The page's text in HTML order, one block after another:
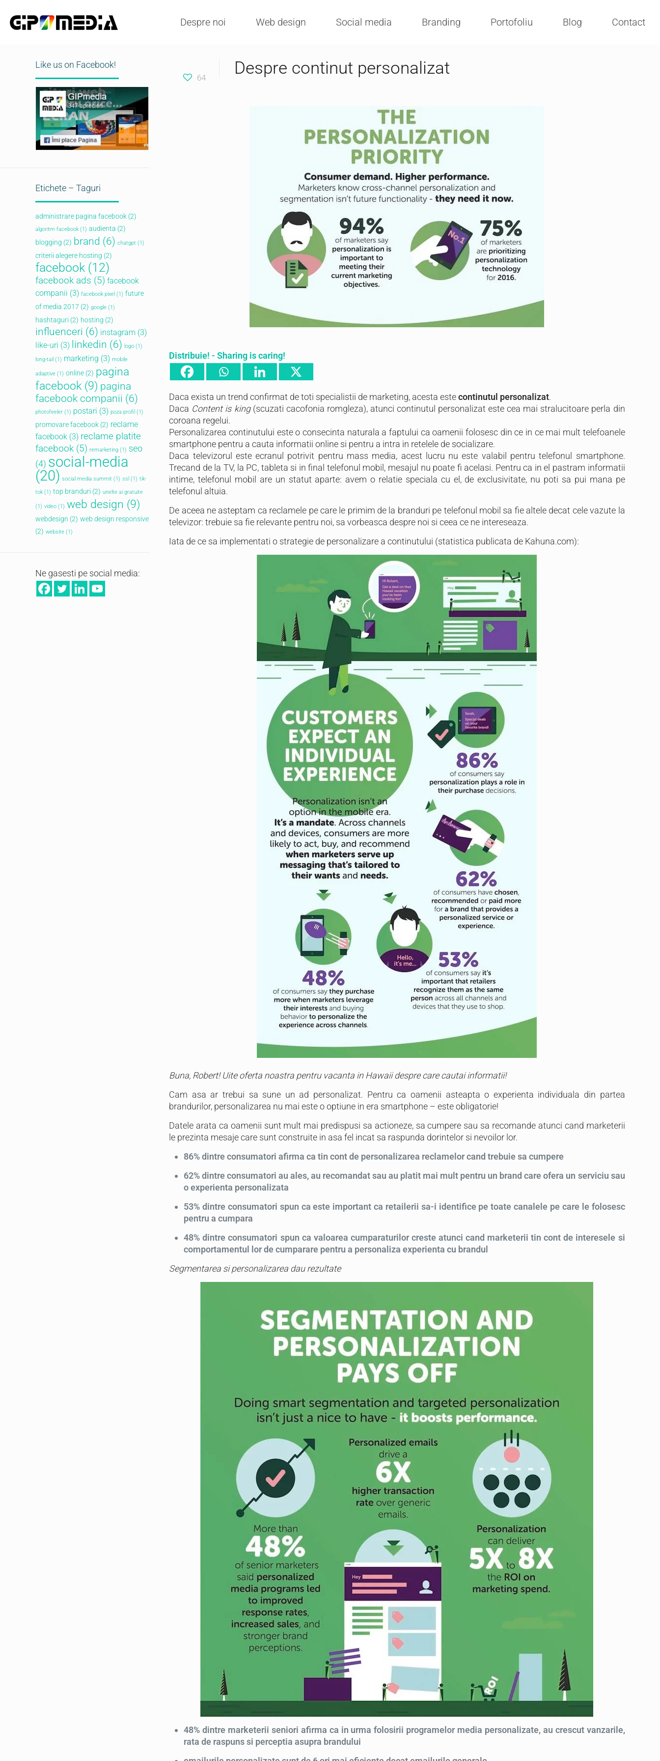
Despre noi Web design Social media Branding Portofoliu Blog Contact
64 Despre continut personalizat
Distribuie! - Sharing is caring!
Daca exista un trend confirmat de toti specialistii de marketing, acesta estecontinutul personalizat.
Daca Content is king(scuzati cacofonia romgleza), atunci continutul personalizat este cea mai stralucitoare perla din
coroana regelui.
Personalizarea continutului este o consecinta naturala a faptului ca oamenii folosesc din ce in ce mai mult telefoanele
smartphone pentru a cauta informatii online si pentru a intra in retelele de socializare.
Daca televizorul este ecranul potrivit pentru mass media, acest lucru nu este valabil pentru telefonul smartphone.
Trecand de la TV, la PC, tableta si in final telefonul mobil, mesajul nu poate fi acelasi. Pentru ca in el pastram informatii
intime, telefonul mobil are un statut aparte: avem o relatie speciala cu el, de exclusivitate, nu poti sa pui mana pe
telefonul altuia.
De aceea ne asteptam ca reclamele pe care le primim de la branduri pe telefonul mobil sa fie altele decat cele vazute la
televizor: trebuie sa fie relevante pentru noi, sa vorbeasca despre noi si ceea ce ne intereseaza.
Iata de ce sa implementati o strategie de personalizare a continutului (statistica publicata de Kahuna.com):
Buna, Robert! Uite oferta noastra pentru vacanta in Hawaii despre care cautai informatii!
Cam asa ar trebui sa sune un ad personalizat. Pentru ca oamenii asteapta o experienta individuala din partea
brandurilor, personalizarea nu mai este o optiune in era smartphone – este obligatorie!
Datele arata ca oamenii sunt mult mai predispusi sa actioneze, sa cumpere sau sa recomande atunci cand marketerii
le prezinta mesaje care sunt construite in asa fel incat sa raspunda dorintelor si nevoilor lor.
86% dintre consumatori afirma ca tin cont de personalizarea reclamelor cand trebuie sa cumpere
62% dintre consumatori au ales, au recomandat sau au platit mai mult pentru un brand care ofera un serviciu sau
o experienta personalizata
53% dintre consumatori spun ca este important ca retailerii sa-i identifice pe toate canalele pe care le folosesc
pentru a cumpara
48% dintre consumatori spun ca valoarea cumparaturilor creste atunci cand marketerii tin cont de interesele si
comportamentul lor de cumparare pentru a personaliza experienta cu brandul
Segmentarea si personalizarea dau rezultate
48% dintre marketerii seniori afirma ca in urma folosirii programelor media personalizate, au crescut vanzarile,
rata de raspuns si perceptia asupra brandului
Like us on Facebook!
Etichete – Taguri
administrare pagina facebook (2)
algoritm facebook (1) audienta (2)
blogging (2) brand (6) chatgpt (1)
criterii alegere hosting (2)
facebook (12)
facebook ads (5) facebook
companii (3) facebook pixel (1) future
of media 2017 (2) google (1)
hashtaguri (2) hosting (2)
influenceri (6) instagram (3)
like-uri (3) linkedin (6) logo (1)
long-tail (1) marketing (3) mobile
adaptive (1) online (2) pagina
facebook (9) pagina
facebook companii (6)
photofeeler (1) postari (3) poza profil (1)
promovare facebook (2) reclame
facebook (3) reclame platite
facebook (5) remarketing (1) seo
(4) social-media
(20) social media summit (1) ssl (1) tik-
tok (1) top branduri (2) unelte ai gratuite
(1) video (1) web design (9)
webdesign (2) web design responsive
(2) website (1)
Ne gasesti pe social media: